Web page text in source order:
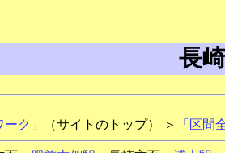
長
ク」 （サイトのトップ） ＞ 「区間